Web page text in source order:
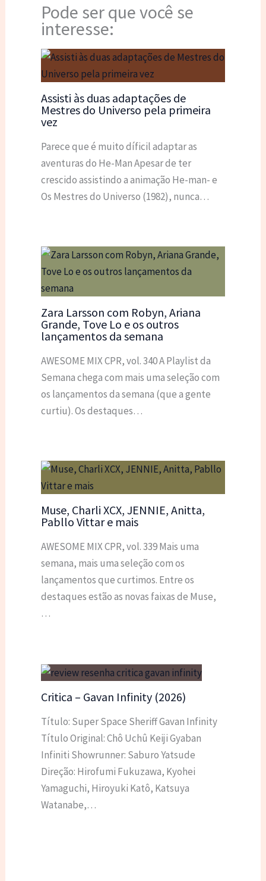
Pode ser que você se
interesse:
Assisti às duas adaptações de
Mestres do Universo pela primeira
vez
Parece que é muito díficil adaptar as
aventuras do He-Man Apesar de ter
crescido assistindo a animação He-man- e
Os Mestres do Universo (1982), nunca…
Zara Larsson com Robyn, Ariana
Grande, Tove Lo e os outros
lançamentos da semana
AWESOME MIX CPR, vol. 340 A Playlist da
Semana chega com mais uma seleção com
os lançamentos da semana (que a gente
curtiu). Os destaques…
Muse, Charli XCX, JENNIE, Anitta,
Pabllo Vittar e mais
AWESOME MIX CPR, vol. 339 Mais uma
semana, mais uma seleção com os
lançamentos que curtimos. Entre os
destaques estão as novas faixas de Muse,
…
Critica – Gavan Infinity (2026)
Título: Super Space Sheriff Gavan Infinity
Título Original: Chô Uchû Keiji Gyaban
Infiniti Showrunner: Saburo Yatsude
Direção: Hirofumi Fukuzawa, Kyohei
Yamaguchi, Hiroyuki Katô, Katsuya
Watanabe,…